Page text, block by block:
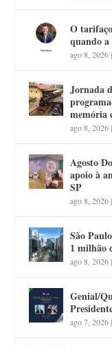
O
quando a
ago 8, 2026|
Jornada
memória
ago 8, 2026|
Agosto
apoio à
SP
ago 8, 2026|
São
1 milhão
ago 8, 2026|
Genial/
ago 7, 2026